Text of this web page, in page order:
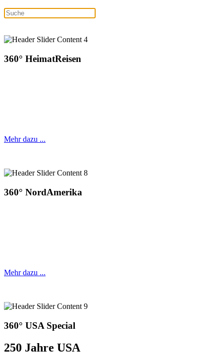
360° HeimatReisen
Mehr dazu ...
360° NordAmerika
Mehr dazu ...
360° USA Special
250 Jahre USA